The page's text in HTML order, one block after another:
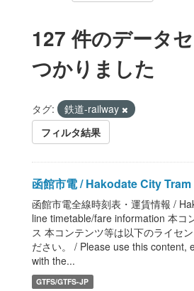
127 件のデータ
つかりました
タグ:
鉄道-railway
フィルタ結果
函館市電 / Hakodate City Tram
函館市電全線時刻表・運賃情報 /
line timetable/fare information 本コ
ス 本コンテンツ等は以下のライセ
ださい。 / Please use this content,
with the...
GTFS/GTFS-JP